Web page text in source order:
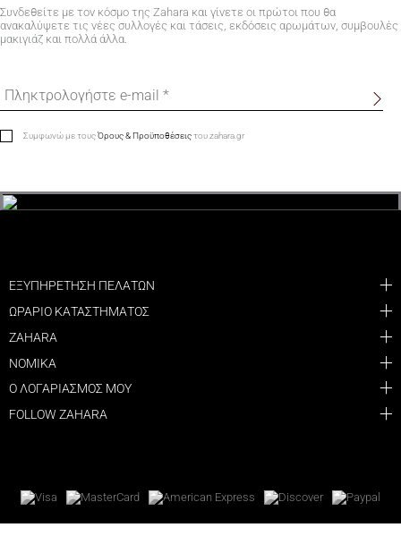
Συνδεθείτε με τον κόσμο της Zahara και γίνετε οι πρώτοι που θα
ανακαλύψετε τις νέες συλλογές και τάσεις, εκδόσεις αρωμάτων, συμβουλές
μακιγιάζ και πολλά άλλα.
Συμφωνώ με τουςΌρους & Προϋποθέσειςτου zahara.gr
ΕΞΥΠΗΡΕΤΗΣΗ ΠΕΛΑΤΩΝ
ΩΡΑΡΙΟ ΚΑΤΑΣΤΗΜΑΤΟΣ
ZAHARA
ΝΟΜΙΚΑ
Ο ΛΟΓΑΡΙΑΣΜΟΣ ΜΟΥ
FOLLOW ZAHARA